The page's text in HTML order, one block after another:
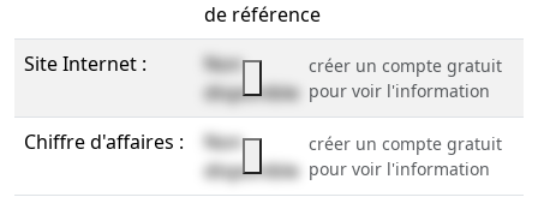
de référence
Site Internet :
Non
disponible
créer un compte gratuit
pour voir l'information
Chiffre d'affaires :
Non
disponible
créer un compte gratuit
pour voir l'information